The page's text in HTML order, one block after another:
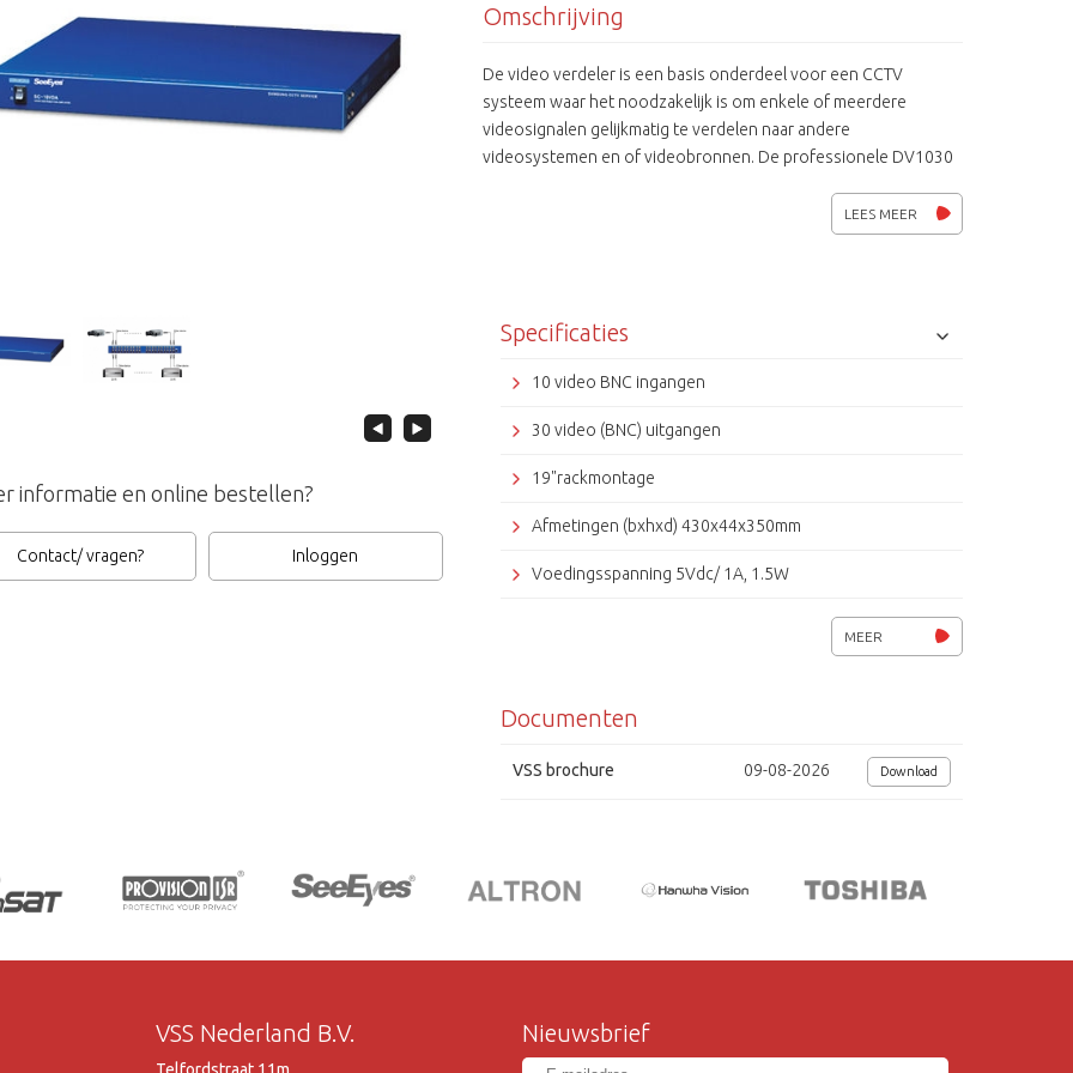
informatie en online bestellen?
Contact/ vragen? Inloggen
Omschrijving
De video verdeler is een basis onderdeel voor een CCTV
systeem waar het noodzakelijk is om enkele of meerdere
videosignalen gelijkmatig te verdelen naar andere
videosystemen en of videobronnen. De professionele DV1030
uitgangen. Het ingangssignaal wordt versterkt en verdeeld en
de metalen behuizing is voorzien van een gespoten
LEES MEER
Specificaties
10 video BNC ingangen
30 video (BNC) uitgangen
19"rackmontage
Afmetingen (bxhxd) 430x44x350mm
Voedingsspanning 5Vdc/ 1A, 1.5W
MEER
Documenten
VSS brochure 09-08-2026 Download
VSS Nederland B.V. Nieuwsbrief